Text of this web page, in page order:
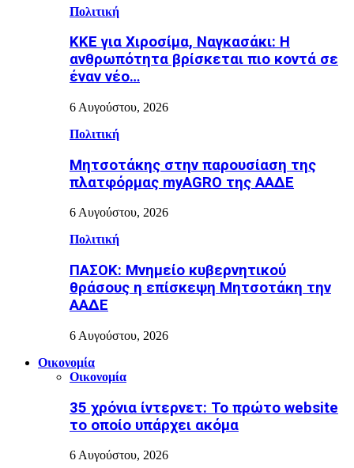
Πολιτική
ΚΚΕ για Χιροσίμα, Ναγκασάκι: Η
ανθρωπότητα βρίσκεται πιο κοντά σε
έναν νέο…
6 Αυγούστου, 2026
Πολιτική
Μητσοτάκης στην παρουσίαση της
πλατφόρμας myAGRO της ΑΑΔΕ
6 Αυγούστου, 2026
Πολιτική
ΠΑΣΟΚ: Μνημείο κυβερνητικού
θράσους η επίσκεψη Μητσοτάκη την
ΑΑΔΕ
6 Αυγούστου, 2026
Οικονομία
Οικονομία
35 χρόνια ίντερνετ: Το πρώτο website
το οποίο υπάρχει ακόμα
6 Αυγούστου, 2026